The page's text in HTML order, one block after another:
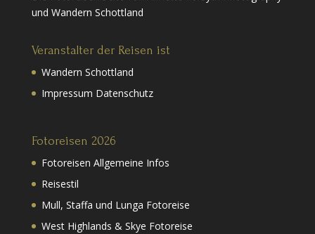
und Wandern Schottland
Veranstalter der Reisen ist
Wandern Schottland
Impressum Datenschutz
Fotoreisen 2026
Fotoreisen Allgemeine Infos
Reisestil
Mull, Staffa und Lunga Fotoreise
West Highlands & Skye Fotoreise